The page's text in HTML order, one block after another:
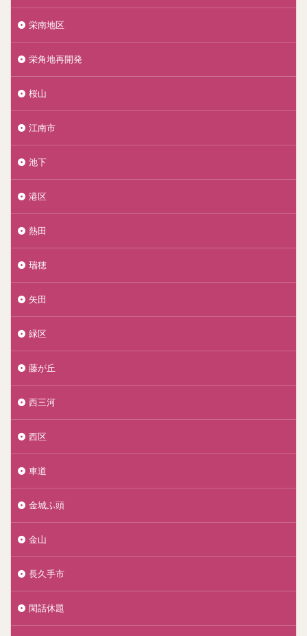
栄南地区
栄角地再開発
桜山
江南市
池下
港区
熱田
瑞穂
矢田
緑区
藤が丘
西三河
西区
車道
金城ふ頭
金山
長久手市
閑話休題